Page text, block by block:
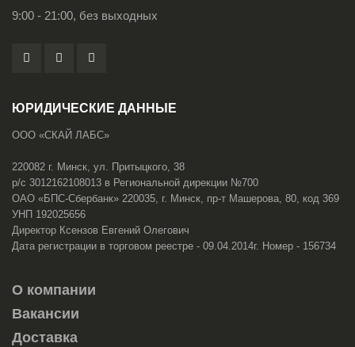
9:00 - 21:00, без выходных
ЮРИДИЧЕСКИЕ ДАННЫЕ
ООО «СКАЙ ЛАБС»
220082 г. Минск, ул. Притыцкого, 38
р/с 3012162108013 в Региональной дирекции №700
ОАО «БПС-Сбербанк» 220035, г. Минск, пр-т Машерова, 80, код 369
УНП 192025656
Директор Ксензов Евгений Олегович
Дата регистрации в торговом реестре - 09.04.2014г. Номер - 156734
О компании
Вакансии
Доставка